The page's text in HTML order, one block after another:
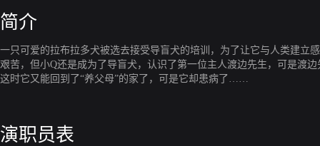
简介
一只可爱的拉布拉多犬被选去接受导盲犬的培训，为了让它与人类建立
艰苦，但小Q还是成为了导盲犬，认识了第一位主人渡边先生，可是渡
这时它又能回到了“养父母”的家了，可是它却患病了……
演职员表